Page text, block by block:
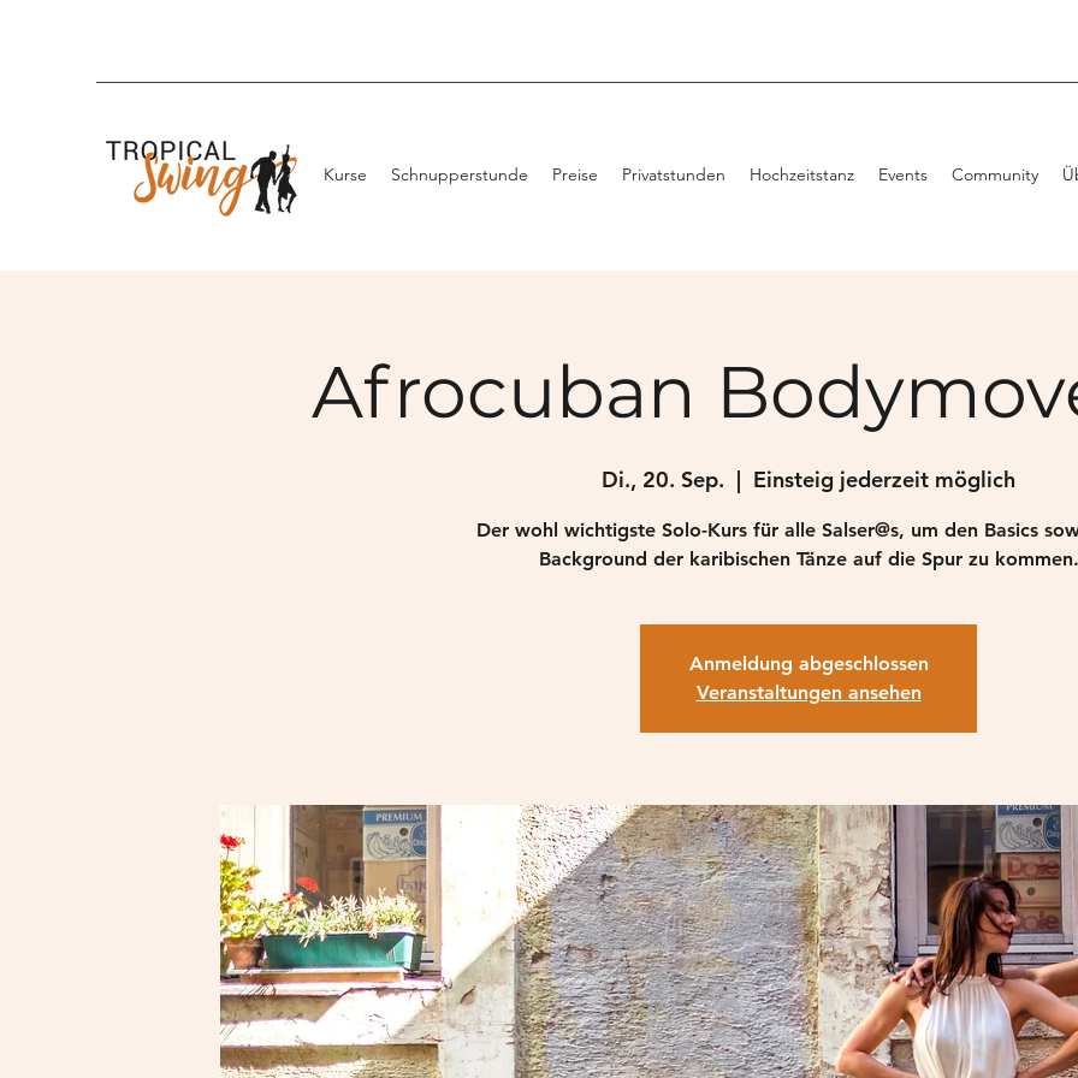
Kurse Schnupperstunde Preise Privatstunden Hochzeitstanz Events Community
Afrocuban
Di., 20. Sep.
  |
Einsteig jederzeit möglich
Der wohl wichtigste Solo-Kurs für alle Salser@s, um den Basics
Background der karibischen Tänze auf die Spur zu kommen.
Anmeldung abgeschlossen
Veranstaltungen ansehen